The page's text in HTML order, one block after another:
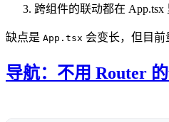
跨组件的联动都在
缺点是 App.tsx 会变长，但目前
导航：不用 Router